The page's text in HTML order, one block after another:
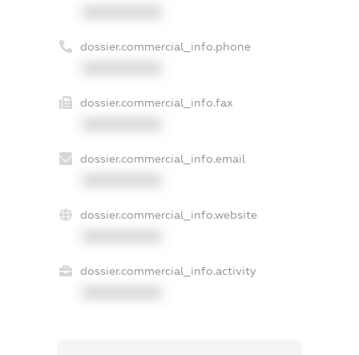
dossier.commercial_info.phone
dossier.commercial_info.fax
dossier.commercial_info.email
dossier.commercial_info.website
dossier.commercial_info.activity